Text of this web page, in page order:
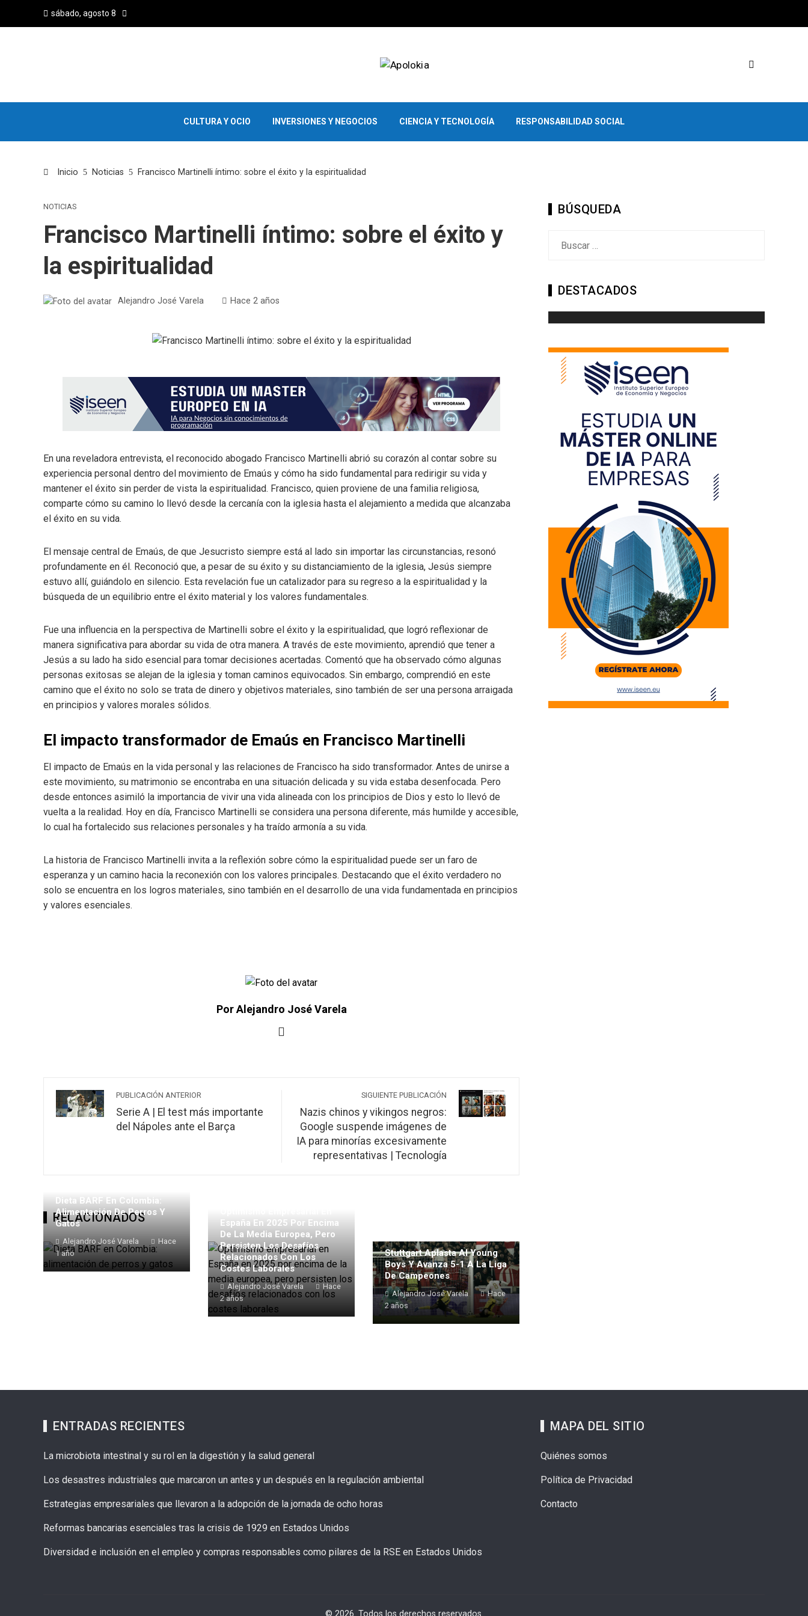
sábado, agosto 8
CULTURA Y OCIO INVERSIONES Y NEGOCIOS CIENCIA Y TECNOLOGÍA RESPONSABILIDAD SOCIAL
Inicio Noticias Francisco Martinelli íntimo: sobre el éxito y la espiritualidad
NOTICIAS
Francisco Martinelli íntimo: sobre el éxito y
la espiritualidad
Alejandro José Varela Hace 2 años
En una reveladora entrevista, el reconocido abogado Francisco Martinelli abrió su corazón al contar sobre su
experiencia personal dentro del movimiento de Emaús y cómo ha sido fundamental para redirigir su vida y
mantener el éxito sin perder de vista la espiritualidad. Francisco, quien proviene de una familia religiosa,
comparte cómo su camino lo llevó desde la cercanía con la iglesia hasta el alejamiento a medida que alcanzaba
el éxito en su vida.
El mensaje central de Emaús, de que Jesucristo siempre está al lado sin importar las circunstancias, resonó
profundamente en él. Reconoció que, a pesar de su éxito y su distanciamiento de la iglesia, Jesús siempre
estuvo allí, guiándolo en silencio. Esta revelación fue un catalizador para su regreso a la espiritualidad y la
búsqueda de un equilibrio entre el éxito material y los valores fundamentales.
Fue una influencia en la perspectiva de Martinelli sobre el éxito y la espiritualidad, que logró reflexionar de
manera significativa para abordar su vida de otra manera. A través de este movimiento, aprendió que tener a
Jesús a su lado ha sido esencial para tomar decisiones acertadas. Comentó que ha observado cómo algunas
personas exitosas se alejan de la iglesia y toman caminos equivocados. Sin embargo, comprendió en este
camino que el éxito no solo se trata de dinero y objetivos materiales, sino también de ser una persona arraigada
en principios y valores morales sólidos.
El impacto transformador de Emaús en Francisco Martinelli
El impacto de Emaús en la vida personal y las relaciones de Francisco ha sido transformador. Antes de unirse a
este movimiento, su matrimonio se encontraba en una situación delicada y su vida estaba desenfocada. Pero
desde entonces asimiló la importancia de vivir una vida alineada con los principios de Dios y esto lo llevó de
vuelta a la realidad. Hoy en día, Francisco Martinelli se considera una persona diferente, más humilde y accesible,
lo cual ha fortalecido sus relaciones personales y ha traído armonía a su vida.
La historia de Francisco Martinelli invita a la reflexión sobre cómo la espiritualidad puede ser un faro de
esperanza y un camino hacia la reconexión con los valores principales. Destacando que el éxito verdadero no
solo se encuentra en los logros materiales, sino también en el desarrollo de una vida fundamentada en principios
y valores esenciales.
Por Alejandro José Varela
PUBLICACIÓN ANTERIOR
Serie A | El test más importante
del Nápoles ante el Barça
SIGUIENTE PUBLICACIÓN
Nazis chinos y vikingos negros:
Google suspende imágenes de
IA para minorías excesivamente
representativas | Tecnología
RELACIONADOS
Dieta BARF En Colombia:
Alimentación De Perros Y
Gatos
Alejandro José Varela
Hace
1 año
España En 2025 Por Encima
De La Media Europea, Pero
Persisten Los Desafíos
Relacionados Con Los
Costes Laborales
Alejandro José Varela
Hace
2 años
Stuttgart Aplasta Al Young
Boys Y Avanza 5-1 A La Liga
De Campeones
Alejandro José Varela
Hace
2 años
BÚSQUEDA
DESTACADOS
ENTRADAS RECIENTES
La microbiota intestinal y su rol en la digestión y la salud general
Los desastres industriales que marcaron un antes y un después en la regulación ambiental
Estrategias empresariales que llevaron a la adopción de la jornada de ocho horas
Reformas bancarias esenciales tras la crisis de 1929 en Estados Unidos
Diversidad e inclusión en el empleo y compras responsables como pilares de la RSE en Estados Unidos
MAPA DEL SITIO
Quiénes somos
Política de Privacidad
Contacto